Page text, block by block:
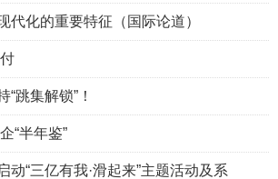
代化的重要特征（国际论道）
跳集解锁”！
“半年鉴”
动“三亿有我·滑起来”主题活动及系